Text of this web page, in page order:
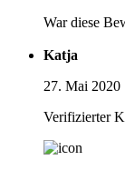
War diese
Katja
27. Mai 2020
Verifizierter